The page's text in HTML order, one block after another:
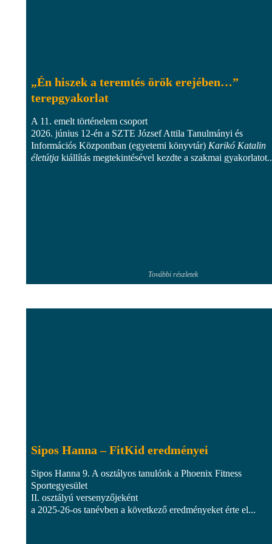
„Én hiszek a teremtés örök erejében…”
terepgyakorlat
A 11. emelt történelem csoport
2026. június 12-én a SZTE József Attila Tanulmányi és
Információs Központban (egyetemi könyvtár) Karikó Katalin
életútja kiállítás megtekintésével kezdte a szakmai
További részletek
Sipos Hanna – FitKid eredményei
Sipos Hanna 9. A osztályos tanulónk a Phoenix Fitness
Sportegyesület
II. osztályú versenyzőjeként
a 2025-26-os tanévben a következő eredményeket érte el...